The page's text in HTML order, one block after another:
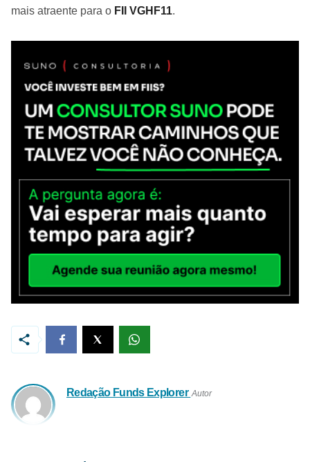
mais atraente para o FII VGHF11.
Redação Funds Explorer Autor